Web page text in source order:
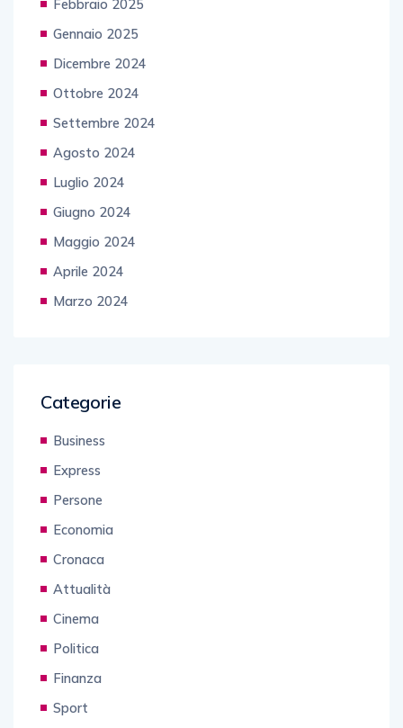
Febbraio 2025
Gennaio 2025
Dicembre 2024
Ottobre 2024
Settembre 2024
Agosto 2024
Luglio 2024
Giugno 2024
Maggio 2024
Aprile 2024
Marzo 2024
Categorie
Business
Express
Persone
Economia
Cronaca
Attualità
Cinema
Politica
Finanza
Sport